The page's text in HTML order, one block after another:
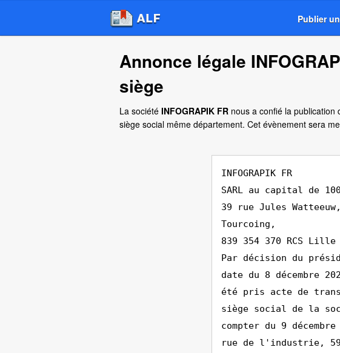
Publier
Annonce légale
siège
La société INFOGRAPIK FR nous a confié la
siège social même département. Cet évènement sera
INFOGRAPIK FR
SARL au capital de
39 rue Jules
Tourcoing,
839 354 370 RCS Lille
Par décision du
date du 8 décembre
été pris acte de
siège social de la
compter du 9
rue de l'industrie,